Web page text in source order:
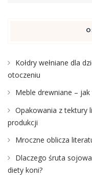
Kołdry wełniane dla
otoczeniu
Meble drewniane –
Opakowania z tektury
produkcji
Mroczne oblicza
Dlaczego śruta
diety koni?